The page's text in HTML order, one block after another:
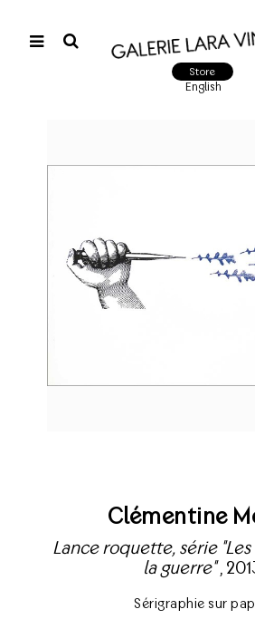
Store
English
Clémentine
Lance roquette, série
la guerre",
Sérigraphie sur